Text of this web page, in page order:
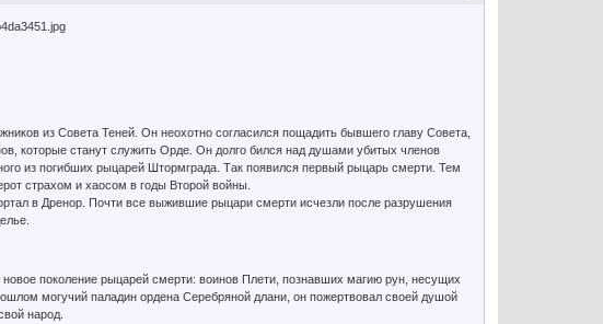
из Совета Теней. Он неохотно согласился пощадить бывшего главу Совета,
которые станут служить Орде. Он долго бился над душами убитых членов
из погибших рыцарей Штормграда. Так появился первый рыцарь смерти. Тем
страхом и хаосом в годы Второй войны.
в Дренор. Почти все выжившие рыцари смерти исчезли после разрушения
поколение рыцарей смерти: воинов Плети, познавших магию рун, несущих
могучий паладин ордена Серебряной длани, он пожертвовал своей душой
народ.